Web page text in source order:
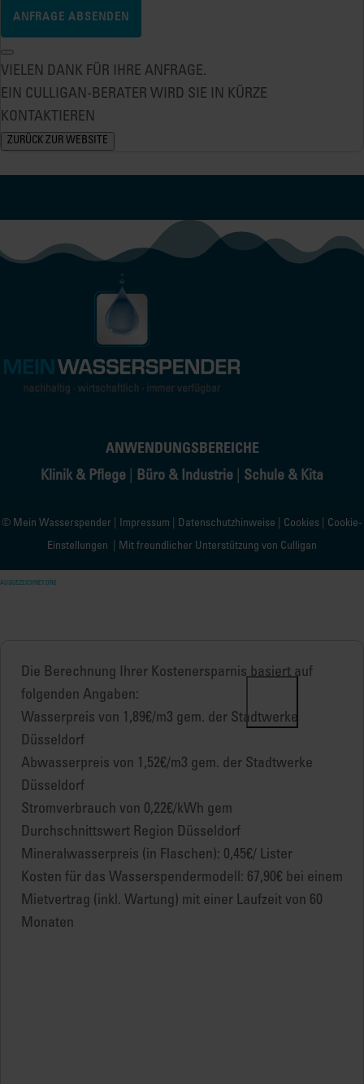
VIELEN DANK FÜR IHRE ANFRAGE.
EIN CULLIGAN-BERATER WIRD SIE IN KÜRZE
KONTAKTIEREN
ZURÜCK ZUR WEBSITE
ANWENDUNGSBEREICHE
Klinik & Pflege
Büro & Industrie Schule & Kita
© Mein Wasserspender | Impressum Datenschutzhinweise Cookies
Cookie-
Einstellungen | Mit freundlicher Unterstützung von Culligan
AUSGEZEICHNET.ORG
Die Berechnung Ihrer Kostenersparnis basiert auf
folgenden Angaben:
Wasserpreis von 1,89€/m3 gem. der Stadtwerke
Düsseldorf
Abwasserpreis von 1,52€/m3 gem. der Stadtwerke
Düsseldorf
Stromverbrauch von 0,22€/kWh gem
Durchschnittswert Region Düsseldorf
Mineralwasserpreis (in Flaschen): 0,45€/ Lister
Kosten für das Wasserspendermodell: 67,90€ bei einem
Mietvertrag (inkl. Wartung) mit einer Laufzeit von 60
Monaten